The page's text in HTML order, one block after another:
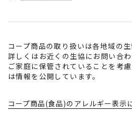
コープ商品の取り扱いは各地域の生
詳しくはお近くの生協にお問い合わ
ご家庭に保管されていることを考
は情報を公開しています。
コープ商品(食品)のアレルギー表示